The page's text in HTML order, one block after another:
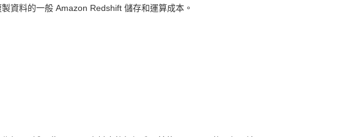
資料的一般 Amazon Redshift 儲存和運算成本。